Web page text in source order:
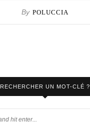
By POLUCCIA
RECHERCHER UN MOT-CLÉ ?